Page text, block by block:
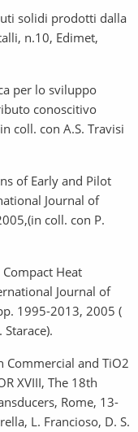
solidi prodotti dalla
n.10, Edimet,
per lo sviluppo
conoscitivo
coll. con A.S. Travisi
of Early and Pilot
Journal of
coll. con P.
Heat
Journal of
1995-2013, 2005 (
Commercial and TiO2
XVIII, The 18th
Rome, 13-
L. Francioso, D. S.